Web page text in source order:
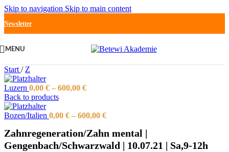
Skip to navigation Skip to main content
Newsletter
MENU
Start / Z
Luzern 0,00 € – 600,00 €
Back to products
Bozen/Italien 0,00 € – 600,00 €
Zahnregeneration/Zahn mental |
Gengenbach/Schwarzwald | 10.07.21 | Sa,9-12h